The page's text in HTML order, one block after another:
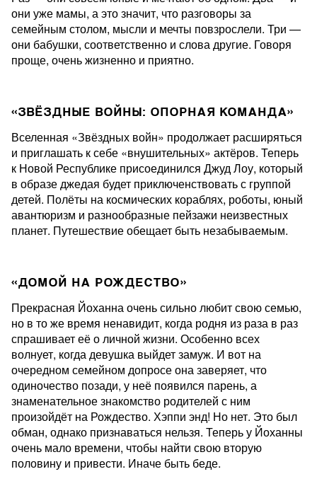
они уже мамы, а это значит, что разговоры за
семейным столом, мысли и мечты повзрослели. Три —
они бабушки, соответственно и слова другие. Говоря
проще, очень жизненно и приятно.
«ЗВЁЗДНЫЕ ВОЙНЫ: ОПОРНАЯ КОМАНДА»
Вселенная «Звёздных войн» продолжает расширяться
и приглашать к себе «внушительных» актёров. Теперь
к Новой Республике присоединился Джуд Лоу, который
в образе джедая будет приключенствовать с группой
детей. Полёты на космических кораблях, роботы, юный
авантюризм и разнообразные пейзажи неизвестных
планет. Путешествие обещает быть незабываемым.
«ДОМОЙ НА РОЖДЕСТВО»
Прекрасная Йоханна очень сильно любит свою семью,
но в то же время ненавидит, когда родня из раза в раз
спрашивает её о личной жизни. Особенно всех
волнует, когда девушка выйдет замуж. И вот на
очередном семейном допросе она заверяет, что
одиночество позади, у неё появился парень, а
знаменательное знакомство родителей с ним
произойдёт на Рождество. Хэппи энд! Но нет. Это был
обман, однако признаваться нельзя. Теперь у Йоханны
очень мало времени, чтобы найти свою вторую
половину и привести. Иначе быть беде.